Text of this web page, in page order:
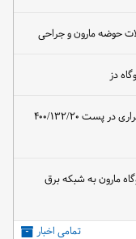
حوضه مارون و جراحی
دز
جلوگیری از خاموشی گسترده شبکه برق با اقدام اضطراری در پست ۴۰۰/۱۳۲/۲۰
گسترده فنی، واحد شماره ۲ نیروگاه مارون به شبکه برق
تمامی اخبار